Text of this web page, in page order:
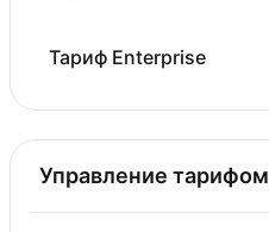
Тариф Enterprise
Управление тарифом